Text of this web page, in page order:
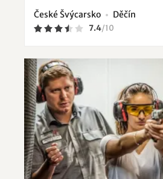
České Švýcarsko Děčín
7.4/10